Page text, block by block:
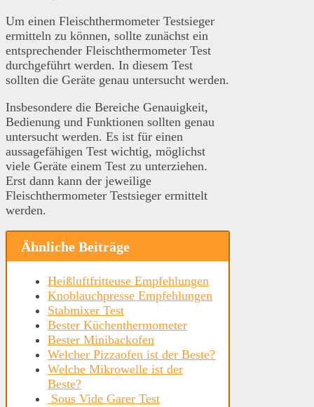
Um einen Fleischthermometer Testsieger
ermitteln zu können, sollte zunächst ein
entsprechender Fleischthermometer Test
durchgeführt werden. In diesem Test
sollten die Geräte genau untersucht werden.
Insbesondere die Bereiche Genauigkeit,
Bedienung und Funktionen sollten genau
untersucht werden. Es ist für einen
aussagefähigen Test wichtig, möglichst
viele Geräte einem Test zu unterziehen.
Erst dann kann der jeweilige
Fleischthermometer Testsieger ermittelt
werden.
Ähnliche Beiträge
Heißluftfritteuse Empfehlungen
Knoblauchpresse Empfehlungen
Stabmixer Test
Bester Küchenthermometer
Bester Minibackofen
Welcher Pizzaofen ist der Beste?
Welche Mikrowelle ist der
Beste?
Sous Vide Garer Test